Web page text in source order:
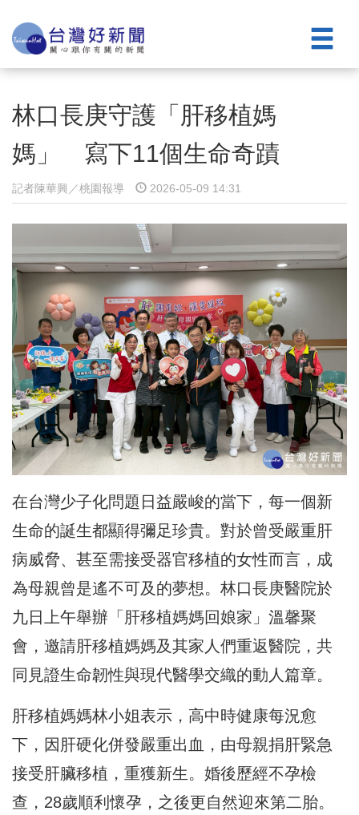
林口長庚守護「肝移植媽
媽」 寫下11個生命奇蹟
記者陳華興／桃園報導 2026-05-09 14:31
在台灣少子化問題日益嚴峻的當下，每一個新
生命的誕生都顯得彌足珍貴。對於曾受嚴重肝
病威脅、甚至需接受器官移植的女性而言，成
為母親曾是遙不可及的夢想。林口長庚醫院於
九日上午舉辦「肝移植媽媽回娘家」溫馨聚
會，邀請肝移植媽媽及其家人們重返醫院，共
同見證生命韌性與現代醫學交織的動人篇章。
肝移植媽媽林小姐表示，高中時健康每況愈
下，因肝硬化併發嚴重出血，由母親捐肝緊急
接受肝臟移植，重獲新生。婚後歷經不孕檢
查，28歲順利懷孕，之後更自然迎來第二胎。